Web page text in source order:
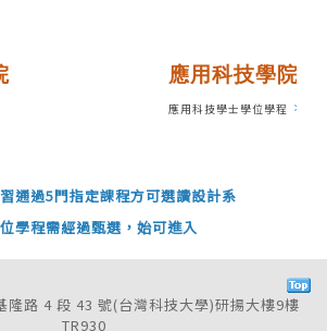
應用科技學院
應用科技學士學位學程 ＊
通過5門指定課程方可選讀設計系
學程需經過甄選，始可進入
隆路 4 段 43 號(台灣科技大學)研揚大樓9樓
TR930